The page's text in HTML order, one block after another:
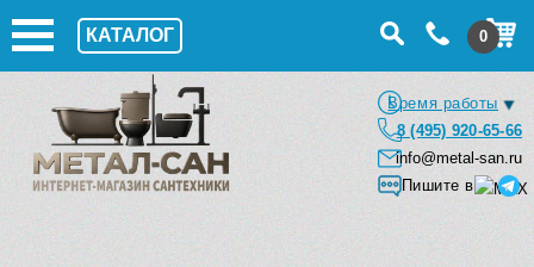
КАТАЛОГ 0
Время работы
8 (495) 920-65-66
info@metal-san.ru
Пишите в